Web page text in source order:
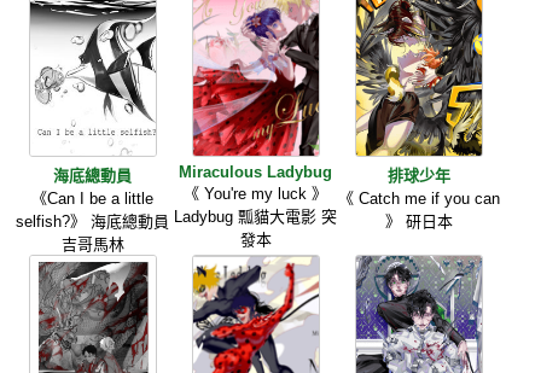
海底總動員
《Can I be a little
selfish?》 海底總動員
吉哥馬林
Miraculous Ladybug
《 You're my luck 》
Ladybug 瓢貓大電影 突
發本
排球少年
《 Catch me if you can
》 研日本